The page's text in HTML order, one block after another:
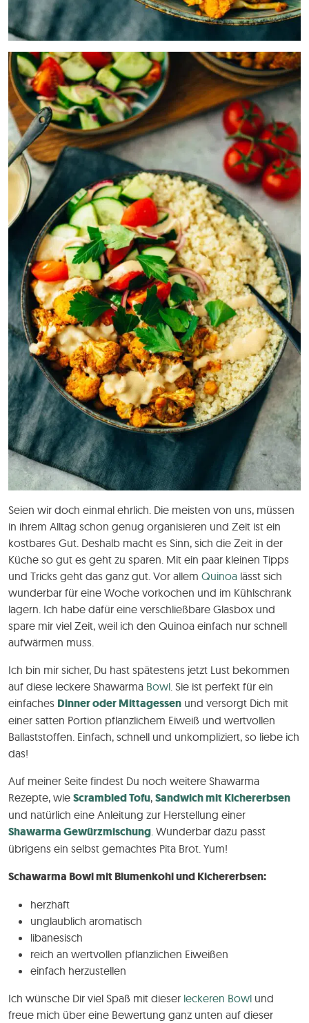
Seien wir doch einmal ehrlich. Die meisten von uns, müssen
in ihrem Alltag schon genug organisieren und Zeit ist ein
kostbares Gut. Deshalb macht es Sinn, sich die Zeit in der
Küche so gut es geht zu sparen. Mit ein paar kleinen Tipps
und Tricks geht das ganz gut. Vor allem Quinoa lässt sich
wunderbar für eine Woche vorkochen und im Kühlschrank
lagern. Ich habe dafür eine verschließbare Glasbox und
spare mir viel Zeit, weil ich den Quinoa einfach nur schnell
aufwärmen muss.
Ich bin mir sicher, Du hast spätestens jetzt Lust bekommen
auf diese leckere Shawarma Bowl . Sie ist perfekt für ein
einfaches Dinner oder Mittagessen und versorgt Dich mit
einer satten Portion pflanzlichem Eiweiß und wertvollen
Ballaststoffen. Einfach, schnell und unkompliziert, so liebe ich
das!
Auf meiner Seite findest Du noch weitere Shawarma
Rezepte, wie Scrambled Tofu, Sandwich mit Kichererbsen
und natürlich eine Anleitung zur Herstellung einer
Shawarma Gewürzmischung . Wunderbar dazu passt
übrigens ein selbst gemachtes Pita Brot. Yum!
Schawarma Bowl mit Blumenkohl und Kichererbsen:
herzhaft
unglaublich aromatisch
libanesisch
reich an wertvollen pflanzlichen Eiweißen
einfach herzustellen
Ich wünsche Dir viel Spaß mit dieser leckeren Bowl und
freue mich über eine Bewertung ganz unten auf dieser